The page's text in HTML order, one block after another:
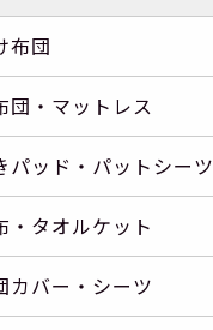
布団
団・マットレス
パッド・パットシーツ
・タオルケット
カバー・シーツ